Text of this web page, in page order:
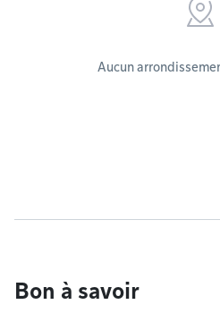
Aucun
Bon à savoir